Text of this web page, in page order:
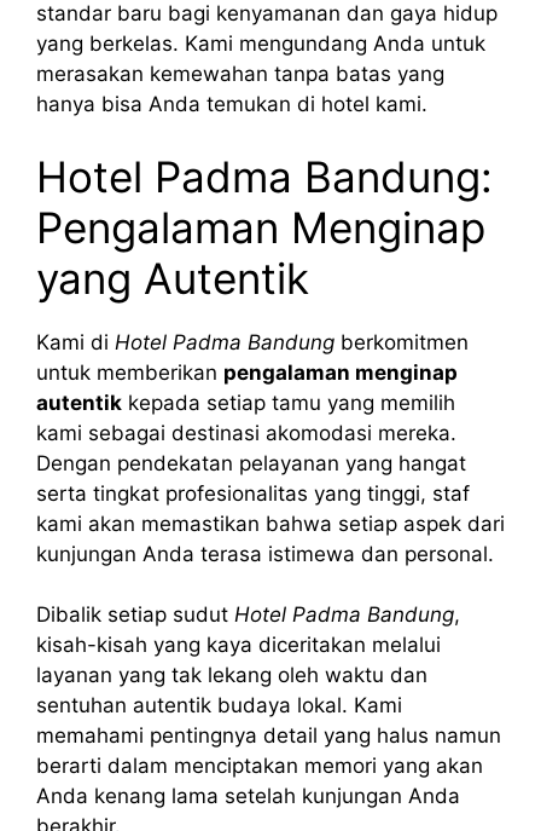
standar baru bagi kenyamanan dan gaya hidup
yang berkelas. Kami mengundang Anda untuk
merasakan kemewahan tanpa batas yang
hanya bisa Anda temukan di hotel kami.
Hotel Padma Bandung:
Pengalaman Menginap
yang Autentik
Kami di Hotel Padma Bandung berkomitmen
untuk memberikan pengalaman menginap
autentik kepada setiap tamu yang memilih
kami sebagai destinasi akomodasi mereka.
Dengan pendekatan pelayanan yang hangat
serta tingkat profesionalitas yang tinggi, staf
kami akan memastikan bahwa setiap aspek dari
kunjungan Anda terasa istimewa dan personal.
Dibalik setiap sudut Hotel Padma Bandung,
kisah-kisah yang kaya diceritakan melalui
layanan yang tak lekang oleh waktu dan
sentuhan autentik budaya lokal. Kami
memahami pentingnya detail yang halus namun
berarti dalam menciptakan memori yang akan
Anda kenang lama setelah kunjungan Anda